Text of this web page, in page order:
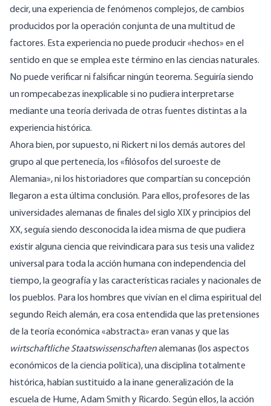
decir, una experiencia de fenómenos complejos, de cambios
producidos por la operación conjunta de una multitud de
factores. Esta experiencia no puede producir «hechos» en el
sentido en que se emplea este término en las ciencias naturales.
No puede verificar ni falsificar ningún teorema. Seguiría siendo
un rompecabezas inexplicable si no pudiera interpretarse
mediante una teoría derivada de otras fuentes distintas a la
experiencia histórica.
Ahora bien, por supuesto, ni Rickert ni los demás autores del
grupo al que pertenecía, los «filósofos del suroeste de
Alemania», ni los historiadores que compartían su concepción
llegaron a esta última conclusión. Para ellos, profesores de las
universidades alemanas de finales del siglo XIX y principios del
XX, seguía siendo desconocida la idea misma de que pudiera
existir alguna ciencia que reivindicara para sus tesis una validez
universal para toda la acción humana con independencia del
tiempo, la geografía y las características raciales y nacionales de
los pueblos. Para los hombres que vivían en el clima espiritual del
segundo Reich alemán, era cosa entendida que las pretensiones
de la teoría económica «abstracta» eran vanas y que las
wirtschaftliche Staatswissenschaftenalemanas (los aspectos
económicos de la ciencia política), una disciplina totalmente
histórica, habían sustituido a la inane generalización de la
escuela de Hume, Adam Smith y Ricardo. Según ellos, la acción